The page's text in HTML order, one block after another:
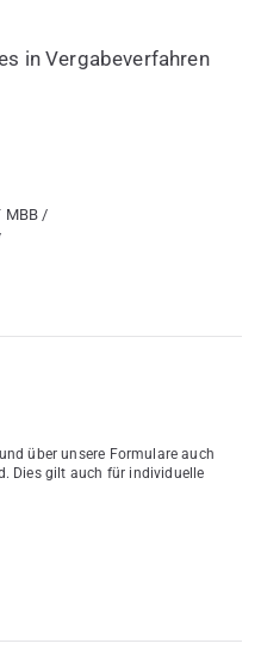
in Vergabeverfahren
MBB /
über unsere Formulare auch
Dies gilt auch für individuelle